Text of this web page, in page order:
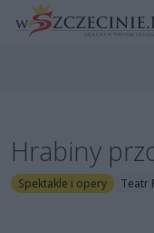
Hrabiny
Spektakle i opery Teatr